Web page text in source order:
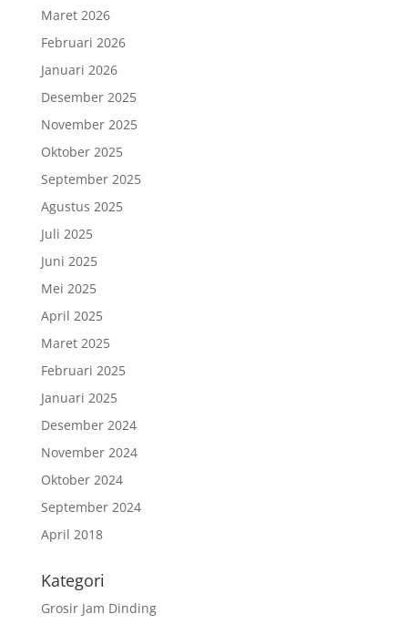
Maret 2026
Februari 2026
Januari 2026
Desember 2025
November 2025
Oktober 2025
September 2025
Agustus 2025
Juli 2025
Juni 2025
Mei 2025
April 2025
Maret 2025
Februari 2025
Januari 2025
Desember 2024
November 2024
Oktober 2024
September 2024
April 2018
Kategori
Grosir Jam Dinding